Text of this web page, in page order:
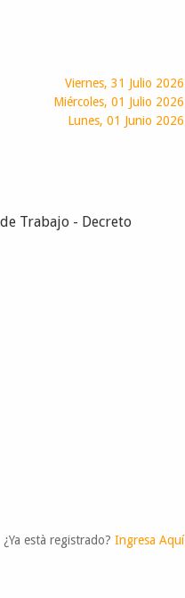
Viernes, 31 Julio 2026
Miércoles, 01 Julio 2026
Lunes, 01 Junio 2026
Trabajo - Decreto
¿Ya està registrado? Ingresa Aquí